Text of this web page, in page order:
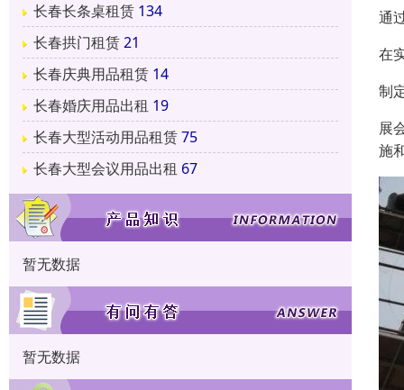
长春长条桌租赁 134
长春拱门租赁21
长春庆典用品租赁 14
长春婚庆用品出租 19
长春大型活动用品租赁75
长春大型会议用品出租 67
暂无数据
暂无数据
通
在
制
展
施